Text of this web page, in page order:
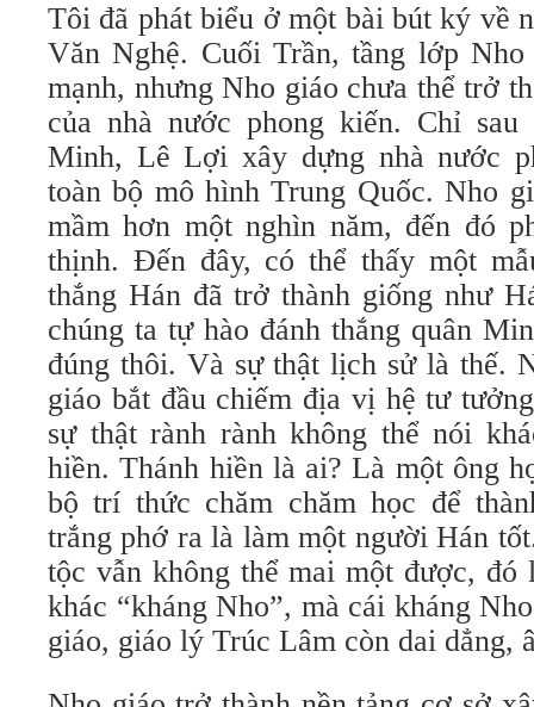
Tôi đã phát biểu ở một bài bút ký về
Văn Nghệ. Cuối Trần, tầng lớp
mạnh, nhưng Nho giáo chưa thể trở
của nhà nước phong kiến. Chỉ sau
Minh, Lê Lợi xây dựng nhà nước
toàn bộ mô hình Trung Quốc. Nho
mầm hơn một nghìn năm, đến đó
thịnh. Đến đây, có thể thấy một
thắng Hán đã trở thành giống như
chúng ta tự hào đánh thắng quân
đúng thôi. Và sự thật lịch sử là thế.
giáo bắt đầu chiếm địa vị hệ tư
sự thật rành rành không thể nói
hiền. Thánh hiền là ai? Là một ông
bộ trí thức chăm chăm học để
trắng phớ ra là làm một người Hán
tộc vẫn không thể mai một được,
khác “kháng Nho”, mà cái kháng
giáo, giáo lý Trúc Lâm còn dai dẳng,